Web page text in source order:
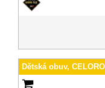
Dětská obuv,